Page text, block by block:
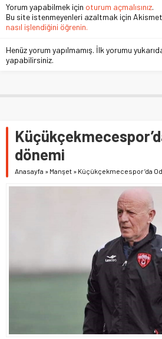
Yorum yapabilmek için oturum açmalısınız.
Bu site istenmeyenleri azaltmak için Akismet
nasıl işlendiğini öğrenin.
Henüz yorum yapılmamış. İlk yorumu
yapabilirsiniz.
dönemi
Anasayfa » Manşet » Küçükçekmecespor’da